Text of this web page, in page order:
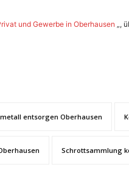
und Gewerbe in Oberhausen „,
entsorgen Oberhausen
Schrottsammlung